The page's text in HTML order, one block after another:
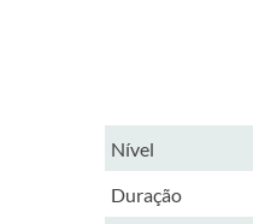
​Nível
​Duração